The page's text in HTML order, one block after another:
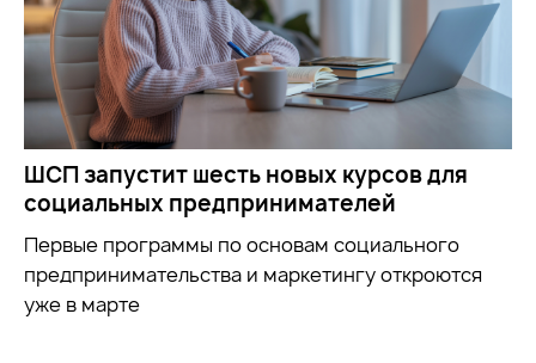
ШСП запустит шесть новых курсов для
социальных предпринимателей
Первые программы по основам социального
предпринимательства и маркетингу откроются
уже в марте